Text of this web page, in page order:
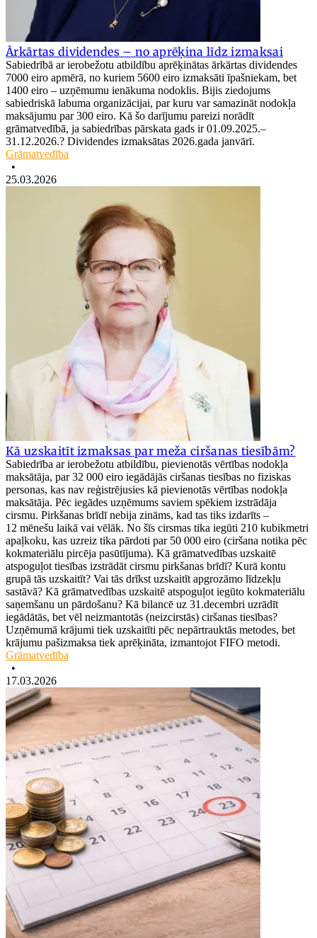
Ārkārtas dividendes – no aprēķina līdz izmaksai
Sabiedrībā ar ierobežotu atbildību aprēķinātas ārkārtas dividendes
7000 eiro apmērā, no kuriem 5600 eiro izmaksāti īpašniekam, bet
1400 eiro – uzņēmumu ienākuma nodoklis. Bijis ziedojums
sabiedriskā labuma organizācijai, par kuru var samazināt nodokļa
maksājumu par 300 eiro. Kā šo darījumu pareizi norādīt
grāmatvedībā, ja sabiedrības pārskata gads ir 01.09.2025.–
31.12.2026.? Dividendes izmaksātas 2026.gada janvārī.
Grāmatvedība
•
25.03.2026
Kā uzskaitīt izmaksas par meža ciršanas tiesībām?
Sabiedrība ar ierobežotu atbildību, pievienotās vērtības nodokļa
maksātāja, par 32 000 eiro iegādājās ciršanas tiesības no fiziskas
personas, kas nav reģistrējusies kā pievienotās vērtības nodokļa
maksātāja. Pēc iegādes uzņēmums saviem spēkiem izstrādāja
cirsmu. Pirkšanas brīdī nebija zināms, kad tas tiks izdarīts –
12 mēnešu laikā vai vēlāk. No šīs cirsmas tika iegūti 210 kubikmetri
apaļkoku, kas uzreiz tika pārdoti par 50 000 eiro (ciršana notika pēc
kokmateriālu pircēja pasūtījuma). Kā grāmatvedības uzskaitē
atspoguļot tiesības izstrādāt cirsmu pirkšanas brīdī? Kurā kontu
grupā tās uzskaitīt? Vai tās drīkst uzskaitīt apgrozāmo līdzekļu
sastāvā? Kā grāmatvedības uzskaitē atspoguļot iegūto kokmateriālu
saņemšanu un pārdošanu? Kā bilancē uz 31.decembri uzrādīt
iegādātās, bet vēl neizmantotās (neizcirstās) ciršanas tiesības?
Uzņēmumā krājumi tiek uzskaitīti pēc nepārtrauktās metodes, bet
krājumu pašizmaksa tiek aprēķināta, izmantojot FIFO metodi.
Grāmatvedība
•
17.03.2026